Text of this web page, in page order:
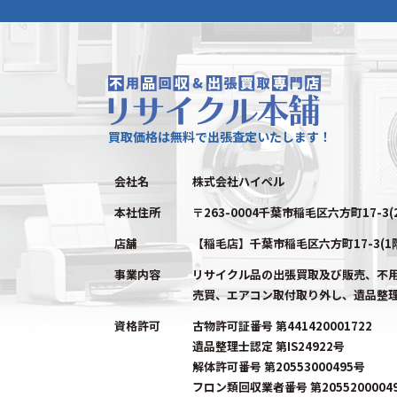
買取価格は無料で出張査定いたします！
会社名
株式会社ハイペル
本社住所
〒263-0004千葉市稲毛区六方町17-
店舗
【稲毛店】千葉市稲毛区六方町17-3(1
事業内容
リサイクル品の出張買取及び販売、不
売買、エアコン取付取り外し、遺品整
資格許可
古物許可証番号 第441420001722
遺品整理士認定 第IS24922号
解体許可番号 第20553000495号
フロン類回収業者番号 第